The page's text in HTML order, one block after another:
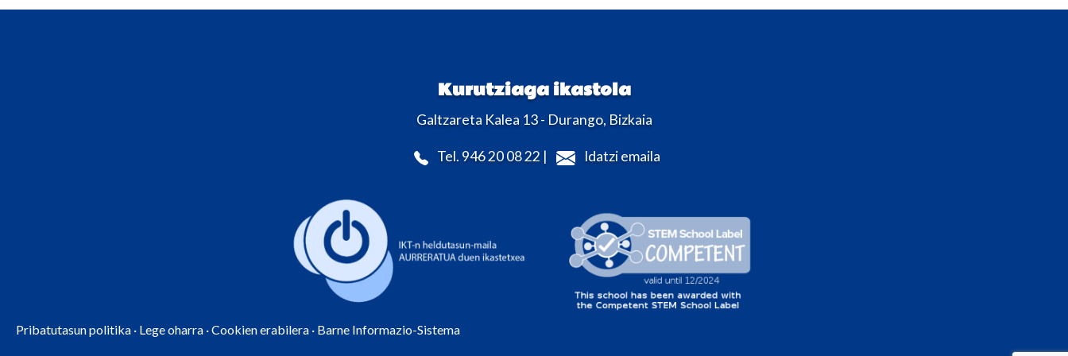
Kurutziaga ikastola
Galtzareta Kalea 13 - Durango, Bizkaia
Tel. 946 20 08 22 | Idatzi emaila
Pribatutasun politika · Lege oharra ·Cookien erabilera · Barne Informazio-Sistema